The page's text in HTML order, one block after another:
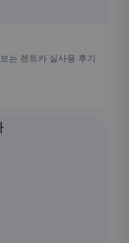
는 렌트카 실사용 후기